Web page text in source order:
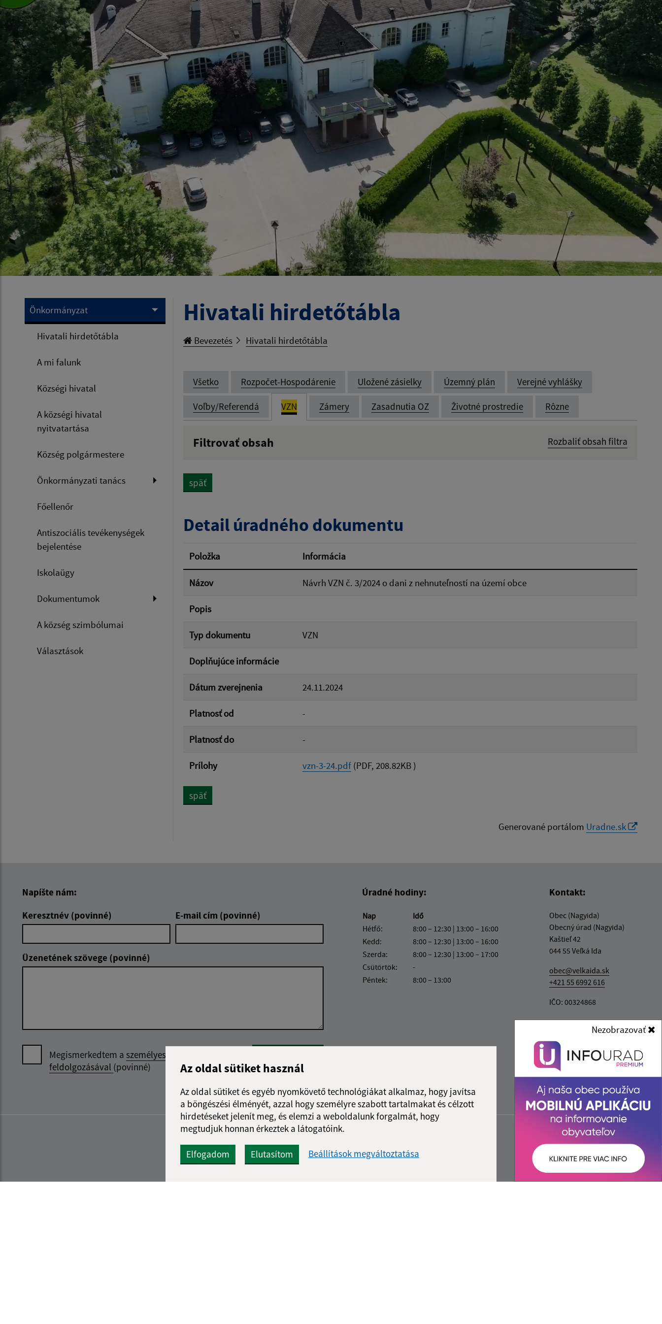
Az oldal sütiket használ
Az oldal sütiket és egyéb nyomkövető technológiákat alkalmaz, hogy javítsa
a böngészési élményét, azzal hogy személyre szabott tartalmakat és célzott
hirdetéseket jelenít meg, és elemzi a weboldalunk forgalmát, hogy
megtudjuk honnan érkeztek a látogatóink.
Elfogadom Elutasítom Beállítások megváltoztatása
Nezobrazovať
Önkormányzat
Hivatali hirdetőtábla
A mi falunk
Községi hivatal
A községi hivatal
nyitvatartása
Község polgármestere
Önkormányzati tanács
Főellenőr
Antiszociális tevékenységek
bejelentése
Iskolaügy
Dokumentumok
A község szimbólumai
Választások
Hivatali hirdetőtábla
Bevezetés Hivatali hirdetőtábla
Všetko Rozpočet-Hospodárenie Uložené zásielky Územný plán Verejné vyhlášky
Voľby/Referendá VZN Zámery Zasadnutia OZ Životné prostredie Rôzne
Filtrovať obsah Rozbaliť obsah filtra
Filtrovať
späť
Detail úradného dokumentu
Položka Informácia
Názov Návrh VZN č. 3/2024 o dani z nehnuteľností na území obce
Popis
Typ dokumentu VZN
Doplňujúce informácie
Dátum zverejnenia 24.11.2024
Platnosť od -
Platnosť do -
Prílohy vzn-3-24.pdf (PDF, 208.82KB )
späť
Generované portálom Uradne.sk
Napíšte nám:
Keresztnév (povinné)
E-mail cím (povinné)
Üzenetének szövege (povinné)
Megismerkedtem a személyes adatok
feldolgozásával (povinné)
Úradné hodiny:
Nap
Idő
Hétfő:
8:00 – 12:30 | 13:00 – 16:00
Kedd:
8:00 – 12:30 | 13:00 – 16:00
Szerda:
8:00 – 12:30 | 13:00 – 17:00
Csütörtök:
-
Péntek:
8:00 – 13:00
Kontakt:
Obec (Nagyida)
Obecný úrad (Nagyida)
Kaštieľ 42
044 55 Veľká Ida
obec@velkaida.sk
+421 55 6992 616
IČO: 00324868